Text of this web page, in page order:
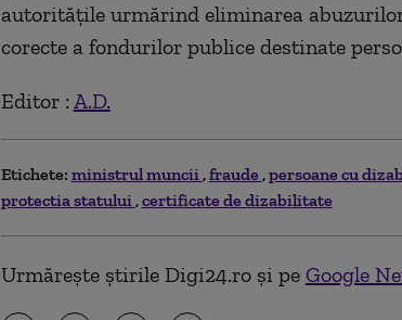
autoritățile urmărind eliminarea
corecte a fondurilor publice destinate
Editor : A.D.
Etichete: ministrul muncii fraude persoane cu
protectia statului certificate de dizabilitate
Urmărește știrile Digi24.ro și pe Google